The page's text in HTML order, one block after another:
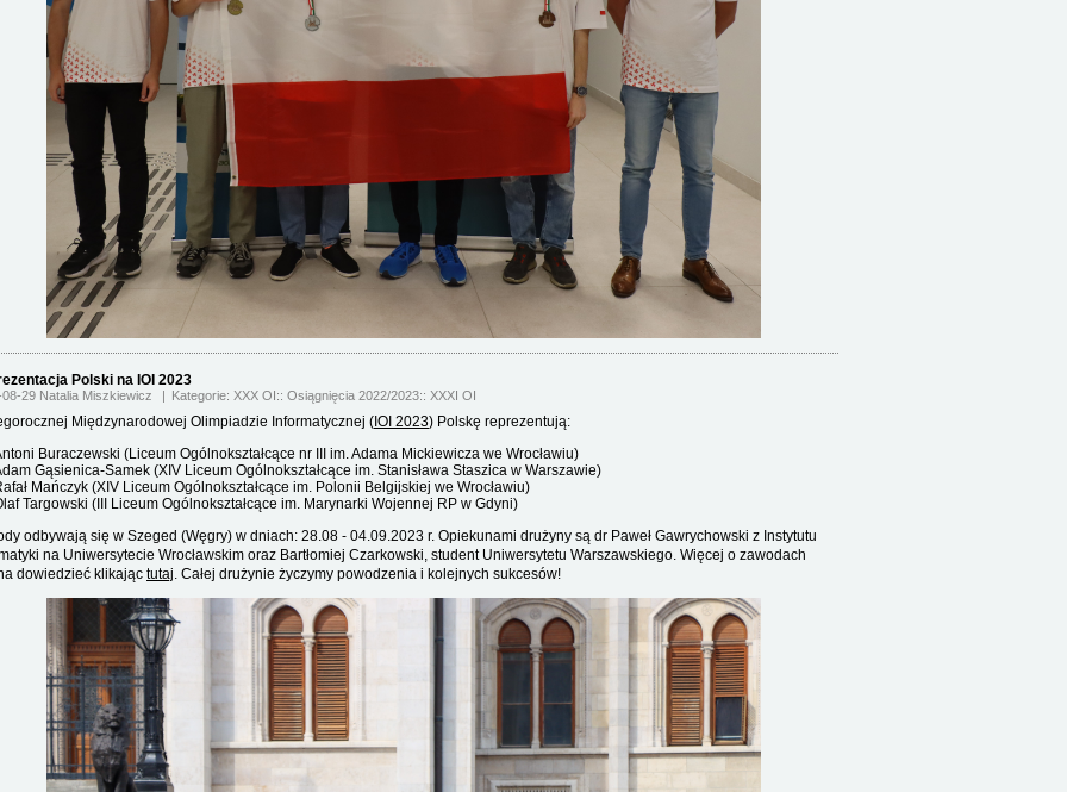
Polski na IOI 2023
29 Natalia Miszkiewicz Kategorie: XXX OI Osiągnięcia 2022/2023 XXXI OI
Międzynarodowej Olimpiadzie Informatycznej ( IOI 2023) Polskę reprezentują:
Buraczewski (Liceum Ogólnokształcące nr III im. Adama Mickiewicza we Wrocławiu)
Gąsienica-Samek (XIV Liceum Ogólnokształcące im. Stanisława Staszica w Warszawie)
Mańczyk (XIV Liceum Ogólnokształcące im. Polonii Belgijskiej we Wrocławiu)
Targowski (III Liceum Ogólnokształcące im. Marynarki Wojennej RP w Gdyni)
odbywają się w Szeged (Węgry) w dniach: 28.08 - 04.09.2023 r. Opiekunami drużyny są dr Paweł Gawrychowski z Instytutu
na Uniwersytecie Wrocławskim oraz Bartłomiej Czarkowski, student Uniwersytetu Warszawskiego. Więcej o zawodach
dowiedzieć klikając tutaj. Całej drużynie życzymy powodzenia i kolejnych sukcesów!